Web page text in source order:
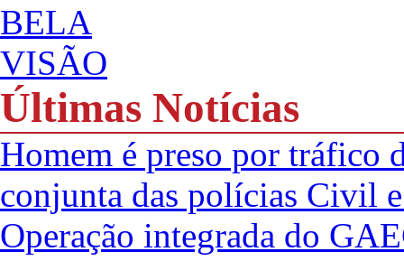
Últimas Notícias
Homem é preso por tráfico
conjunta das polícias Civil
Operação integrada do